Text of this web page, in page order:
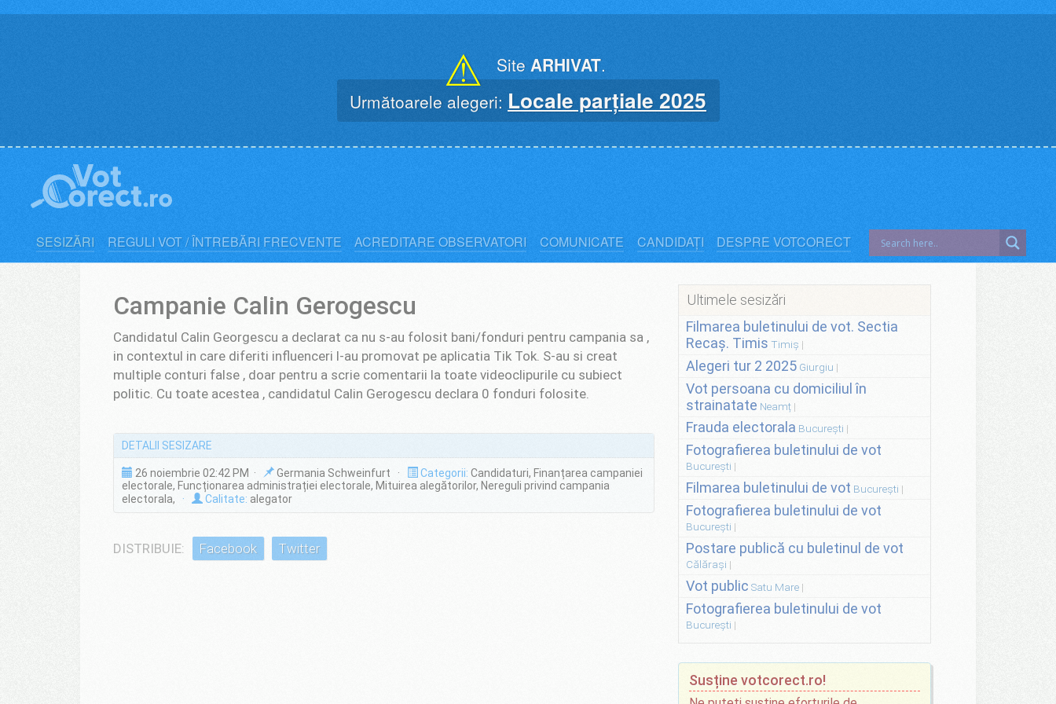
⚠ Site ARHIVAT.
Următoarele alegeri: Locale parțiale 2025
SESIZĂRI REGULI VOT / ÎNTREBĂRI FRECVENTE ACREDITARE OBSERVATORI COMUNICATE CANDIDAȚI DESPRE VOTCORECT
Campanie Calin Gerogescu
Candidatul Calin Georgescu a declarat ca nu s-au folosit bani/fonduri pentru campania sa ,
in contextul in care diferiti influenceri l-au promovat pe aplicatia Tik Tok. S-au si creat
multiple conturi false , doar pentru a scrie comentarii la toate videoclipurile cu subiect
politic. Cu toate acestea , candidatul Calin Gerogescu declara 0 fonduri folosite.
DETALII SESIZARE
26 noiembrie 02:42 PM · Germania Schweinfurt · Categorii: Candidaturi, Finanțarea campaniei
electorale, Funcționarea administrației electorale, Mituirea alegătorilor, Nereguli privind campania
electorala,
· Calitate: alegator
DISTRIBUIE: Facebook Twitter
Ultimele sesizări
Filmarea buletinului de vot. Sectia
Recaș. Timis Timiș
Alegeri tur 2 2025 Giurgiu
Vot persoana cu domiciliul în
strainatate Neamț
Frauda electorala București
Fotografierea buletinului de vot
București
Filmarea buletinului de vot București
Fotografierea buletinului de vot
București
Postare publică cu buletinul de vot
Călărași
Vot public Satu Mare
Fotografierea buletinului de vot
București
Susține votcorect.ro!